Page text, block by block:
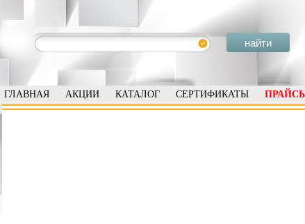
ГЛАВНАЯ АКЦИИ КАТАЛОГ СЕРТИФИКАТЫ